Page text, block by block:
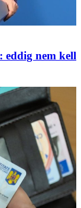
eddig nem kell